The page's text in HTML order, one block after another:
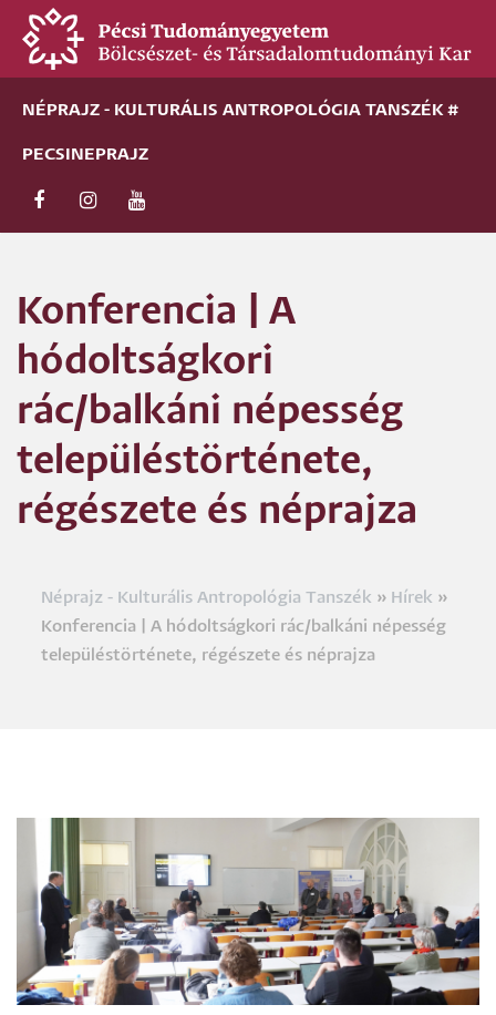
Ugrás
tartalomra
NÉPRAJZ - KULTURÁLIS ANTROPOLÓGIA TANSZÉK #
PECSINEPRAJZ
Konferencia | A
hódoltságkori
rác/balkáni népesség
településtörténete,
régészete és néprajza
Morzsa
Néprajz - Kulturális Antropológia Tanszék
Hírek
Konferencia | A hódoltságkori rác/balkáni népesség
településtörténete, régészete és néprajza